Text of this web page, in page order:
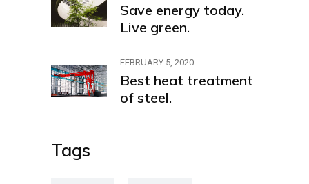
Save energy today.
Live green.
FEBRUARY 5, 2020
Best heat treatment
of steel.
Tags